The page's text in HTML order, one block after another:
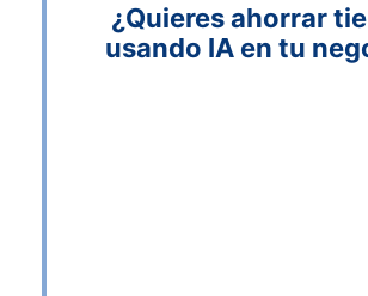
¿Quieres ahorrar
usando IA en tu